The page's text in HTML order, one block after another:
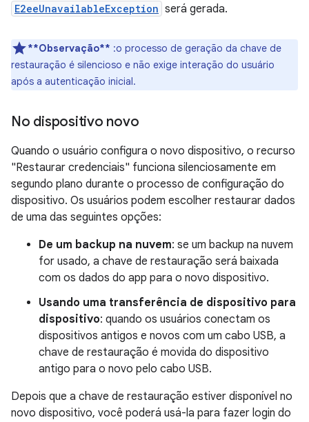
E2eeUnavailableException será gerada.
**Observação** :o processo de geração da chave de
restauração é silencioso e não exige interação do usuário
após a autenticação inicial.
No dispositivo novo
Quando o usuário configura o novo dispositivo, o recurso
"Restaurar credenciais" funciona silenciosamente em
segundo plano durante o processo de configuração do
dispositivo. Os usuários podem escolher restaurar dados
de uma das seguintes opções:
De um backup na nuvem: se um backup na nuvem
for usado, a chave de restauração será baixada
com os dados do app para o novo dispositivo.
Usando uma transferência de dispositivo para
dispositivo: quando os usuários conectam os
dispositivos antigos e novos com um cabo USB, a
chave de restauração é movida do dispositivo
antigo para o novo pelo cabo USB.
Depois que a chave de restauração estiver disponível no
novo dispositivo, você poderá usá-la para fazer login do